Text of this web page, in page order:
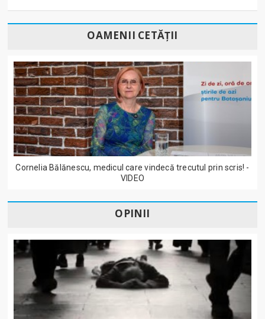
OAMENII CETĂȚII
Cornelia Bălănescu, medicul care vindecă trecutul prin scris! -
VIDEO
OPINII